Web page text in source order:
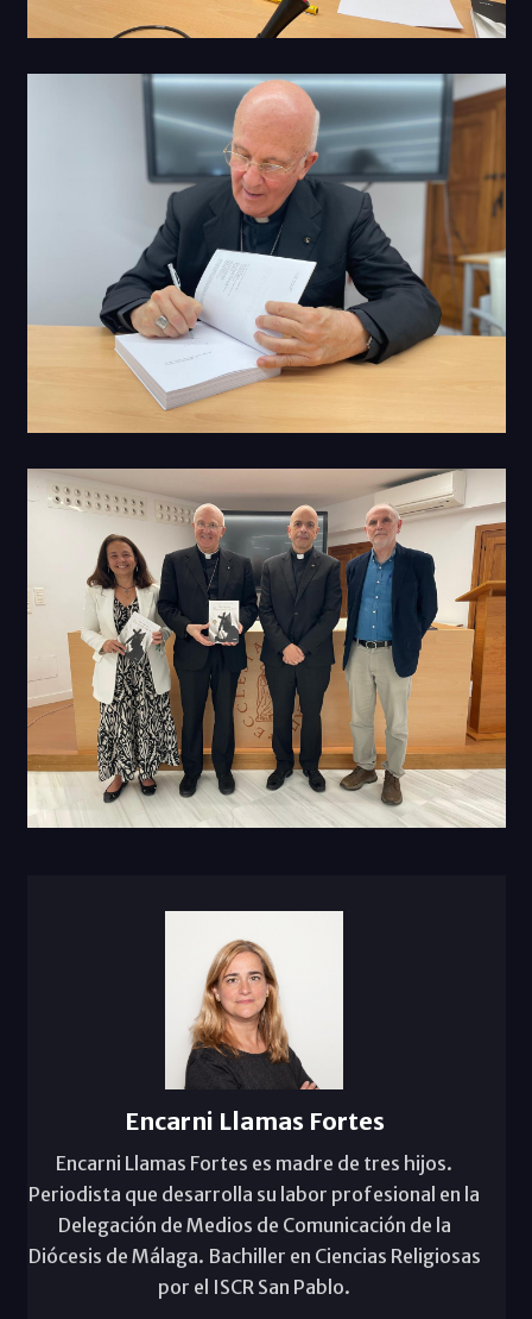
Encarni Llamas Fortes
Encarni Llamas Fortes es madre de tres hijos.
Periodista que desarrolla su labor profesional en la
Delegación de Medios de Comunicación de la
Diócesis de Málaga. Bachiller en Ciencias Religiosas
por el ISCR San Pablo.